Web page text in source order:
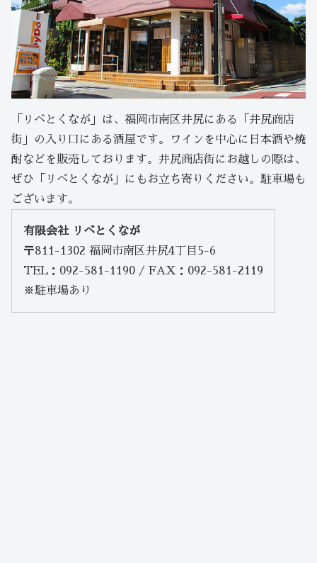
「リベとくなが」は、福岡市南区井尻にある「井尻商店
街」の入り口にある酒屋です。ワインを中心に日本酒や焼
酎などを販売しております。井尻商店街にお越しの際は、
ぜひ「リベとくなが」にもお立ち寄りください。駐車場も
ございます。
有限会社 リベとくなが
〒811-1302 福岡市南区井尻4丁目5-6
TEL：092-581-1190 / FAX：092-581-2119
※駐車場あり